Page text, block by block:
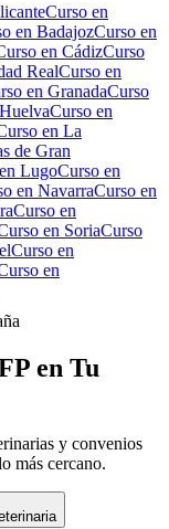
Curso en
en BadajozCurso en
en CádizCurso
RealCurso en
en GranadaCurso
HuelvaCurso en
en La
de Gran
LugoCurso en
en NavarraCurso en
Curso en
en SoriaCurso
Curso en
en
en Tu
y convenios
más cercano.